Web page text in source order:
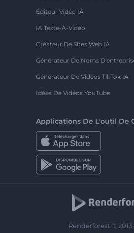
Éditeur Vidéo IA
IA Texte-À-Vidéo
Créateur De Sites Web IA
Générateur De Noms
Générateur De Vidéos TikTok IA
Idées De Vidéos YouTube
Applications De L'outil De
Renderforest © 2013